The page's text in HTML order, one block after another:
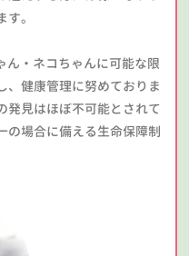
。
ん・ネコちゃんに可能な限
、健康管理に努めておりま
発見はほぼ不可能とされて
の場合に備える生命保障制